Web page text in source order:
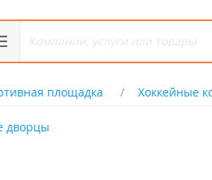
площадка Хоккейные
дворцы